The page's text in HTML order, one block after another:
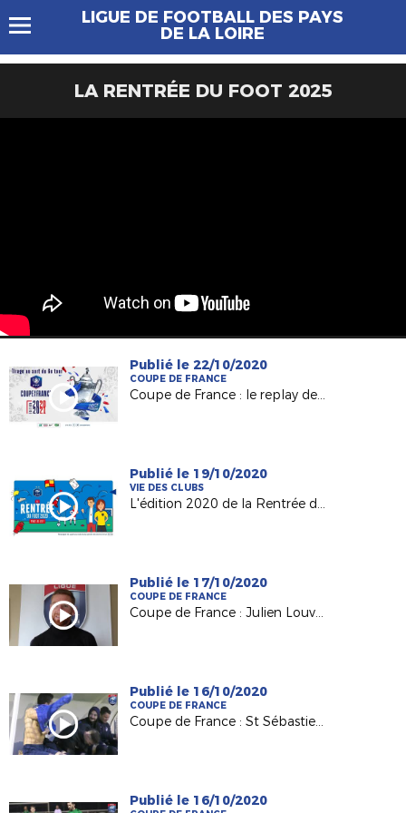
LIGUE DE FOOTBALL DES PAYS
DE LA LOIRE
LA RENTRÉE DU FOOT 2025
Publié le 22/10/2020
COUPE DE FRANCE
Coupe de France : le replay des tirages au sort !
Publié le 19/10/2020
VIE DES CLUBS
L'édition 2020 de la Rentrée du Foot !
Publié le 17/10/2020
COUPE DE FRANCE
Coupe de France : Julien Louvet (Pat. Bonnétable) au défi de St Nazaire
Publié le 16/10/2020
COUPE DE FRANCE
Coupe de France : St Sébastien/Loire (R1 Intersport) attend Le Mans (Nat.)
Publié le 16/10/2020